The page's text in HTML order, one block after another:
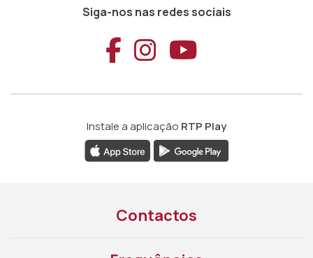
Siga-nos nas redes sociais
Aceder ao
Aceder ao
Aceder
Instale a aplicação RTP Play
Contactos